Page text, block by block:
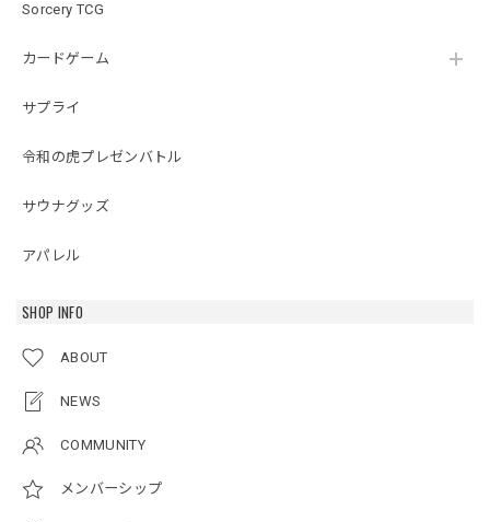
Sorcery TCG
カードゲーム
サプライ
令和の虎プレゼンバトル
サウナグッズ
アパレル
SHOP INFO
ABOUT
NEWS
COMMUNITY
メンバーシップ